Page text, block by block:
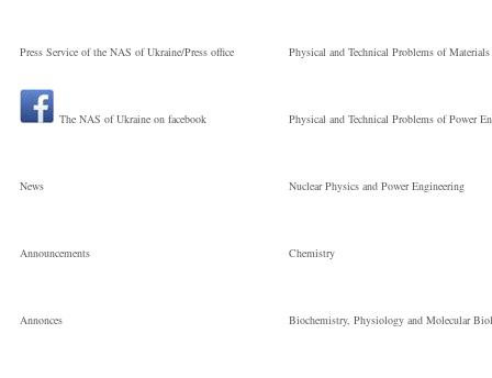
Press Service of the NAS of Ukraine/Press office
The NAS of Ukraine on facebook
News
Announcements
Annonces
Physical and Technical Problems of Materials
Physical and Technical Problems of Power
Nuclear Physics and Power Engineering
Chemistry
Biochemistry, Physiology and Molecular